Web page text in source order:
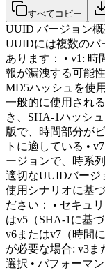
すべてコピー
UUID バージョン
UUIDには複数のバ
あります： • v1:
報が漏洩する可能
MD5ハッシュを使
一般的に使用され
き、SHA-1ハッシ
版で、時間部分が
トに適している •
ージョンで、時系
適切なUUIDバージ
使用シナリオに基
ださい： • セキュ
はv5（SHA-1に基
v6またはv7（時間
が必要な場合: v3
選択 • パフォーマ